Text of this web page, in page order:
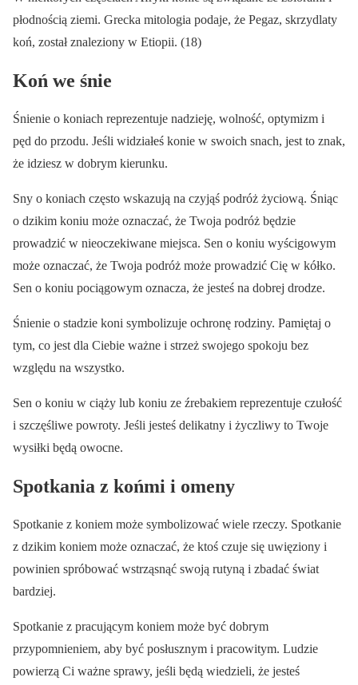
płodnością ziemi. Grecka mitologia podaje, że Pegaz, skrzydlaty
koń, został znaleziony w Etiopii. (18)
Koń we śnie
Śnienie o koniach reprezentuje nadzieję, wolność, optymizm i
pęd do przodu. Jeśli widziałeś konie w swoich snach, jest to znak,
że idziesz w dobrym kierunku.
Sny o koniach często wskazują na czyjąś podróż życiową. Śniąc
o dzikim koniu może oznaczać, że Twoja podróż będzie
prowadzić w nieoczekiwane miejsca. Sen o koniu wyścigowym
może oznaczać, że Twoja podróż może prowadzić Cię w kółko.
Sen o koniu pociągowym oznacza, że jesteś na dobrej drodze.
Śnienie o stadzie koni symbolizuje ochronę rodziny. Pamiętaj o
tym, co jest dla Ciebie ważne i strzeż swojego spokoju bez
względu na wszystko.
Sen o koniu w ciąży lub koniu ze źrebakiem reprezentuje czułość
i szczęśliwe powroty. Jeśli jesteś delikatny i życzliwy to Twoje
wysiłki będą owocne.
Spotkania z końmi i omeny
Spotkanie z koniem może symbolizować wiele rzeczy. Spotkanie
z dzikim koniem może oznaczać, że ktoś czuje się uwięziony i
powinien spróbować wstrząsnąć swoją rutyną i zbadać świat
bardziej.
Spotkanie z pracującym koniem może być dobrym
przypomnieniem, aby być posłusznym i pracowitym. Ludzie
powierzą Ci ważne sprawy, jeśli będą wiedzieli, że jesteś